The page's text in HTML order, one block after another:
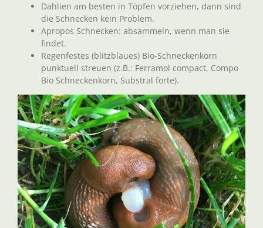
Dahlien am besten in Töpfen vorziehen, dann sind
die Schnecken kein Problem.
Apropos Schnecken: absammeln, wenn man sie
findet.
Regenfestes (blitzblaues) Bio-Schneckenkorn
punktuell streuen (z.B.: Ferramol compact, Compo
Bio Schneckenkorn, Substral forte).